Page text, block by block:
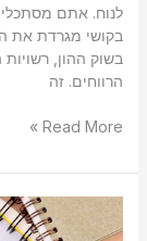
לנוח. אתם
בקושי מגרדת את
הרווחים. זה
Read More »
יתרונות
מדהימים